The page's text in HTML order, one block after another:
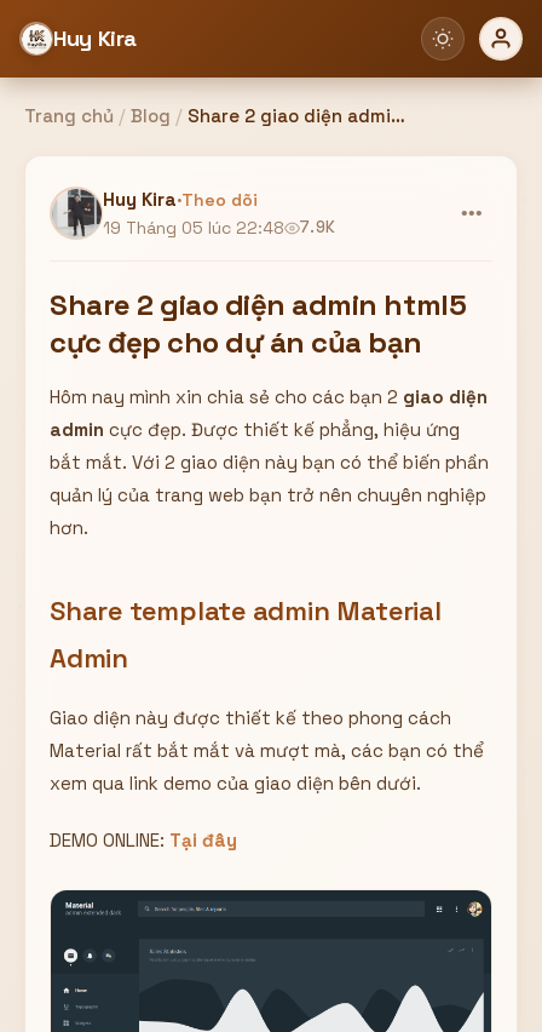
Huy Kira
ZALO ADMIN
0358949680
Đăng nhập
Hoặc
Email/Tên đăng nhập
Mật khẩu
Nhớ tài khoản Quên mật khẩu ?
Bạn không có tài khoản?Đăng ký
Trang chủ / Blog / Share 2 giao diện admin html5 cực đẹp cho dự án của bạn
Huy Kira·Theo dõi
19 Tháng 05 lúc 22:48
7.9K
•••
Share 2 giao diện admin html5
cực đẹp cho dự án của bạn
Hôm nay mình xin chia sẻ cho các bạn 2 giao diện
admin cực đẹp. Được thiết kế phẳng, hiệu ứng
bắt mắt. Với 2 giao diện này bạn có thể biến phần
quản lý của trang web bạn trở nên chuyên nghiệp
hơn.
Share template admin Material
Admin
Giao diện này được thiết kế theo phong cách
Material rất bắt mắt và mượt mà, các bạn có thể
xem qua link demo của giao diện bên dưới.
DEMO ONLINE: Tại đây